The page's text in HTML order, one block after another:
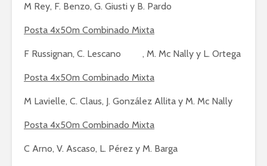
M Rey, F. Benzo, G. Giusti y B. Pardo
Posta 4x50m Combinado Mixta
F Russignan, C. Lescano , M. Mc Nally y L. Ortega
Posta 4x50m Combinado Mixta
M Lavielle, C. Claus, J. González Allita y M. Mc Nally
Posta 4x50m Combinado Mixta
C Arno, V. Ascaso, L. Pérez y M. Barga